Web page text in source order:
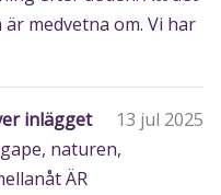
medvetna om. Vi har
inlägget
13 jul 2025
naturen,
ÄR